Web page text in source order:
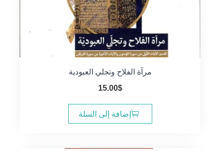
مرآة الفلاح وتجلي العبودية
15.00$
إضافة إلى السلة